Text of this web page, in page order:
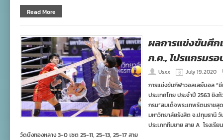
Read More
ผลการแข่งขันศึก
ก.ค., โปรแกรมร
Usxx July 19, 2020
การแข่งขันกีฬาวอลเลย์บอล “
ประเทศไทย ประจำปี 2563 ชิง
กรม”สมเด็จพระเทพรัตนราช
มหาวิทยาลัยรังสิต จ.ปทุมธานี
ประเภททีมชาย สาย A โรงเรี
วัดบึงทองหลาง 3-0 เซต 25-11, 25-13, 25-17 สาย